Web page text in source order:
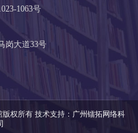
1063号
岗大道33号
版权所有 技术支持： 广州镭拓网络科